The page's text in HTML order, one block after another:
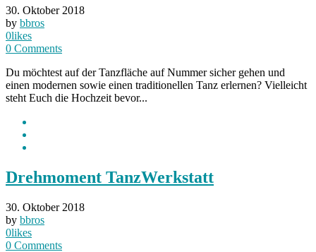
30. Oktober 2018
by bbros
0likes
0 Comments
Du möchtest auf der Tanzfläche auf Nummer sicher gehen und
einen modernen sowie einen traditionellen Tanz erlernen? Vielleicht
steht Euch die Hochzeit bevor...
Drehmoment TanzWerkstatt
30. Oktober 2018
by bbros
0likes
0 Comments